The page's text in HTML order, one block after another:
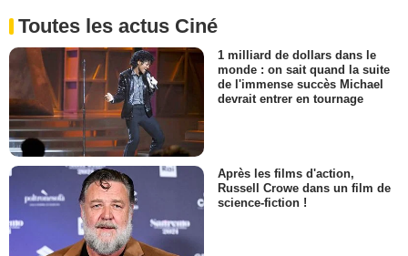
Toutes les actus Ciné
1 milliard de dollars dans le
monde : on sait quand la suite
de l'immense succès Michael
devrait entrer en tournage
Après les films d'action,
Russell Crowe dans un film de
science-fiction !